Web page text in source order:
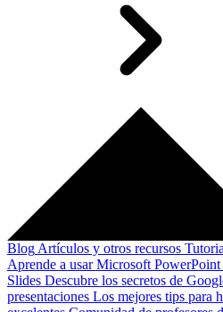
Blog Artículos y otros recursos
Aprende a usar Microsoft PowerPoint
Slides Descubre los secretos de
presentaciones Los mejores tips para